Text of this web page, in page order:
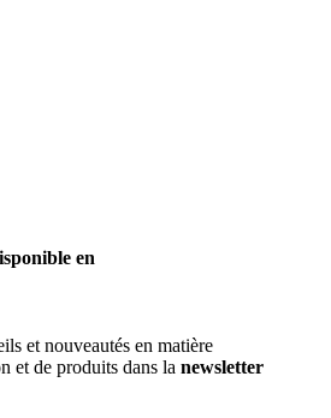
en
et nouveautés en matière
et de produits dans la newsletter